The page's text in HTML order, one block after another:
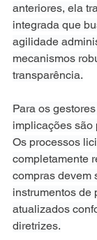
anteriores, ela
integrada que
agilidade
mecanismos
transparência.
Para os
implicações são
Os processos
completamente
compras devem
instrumentos de
atualizados
diretrizes.